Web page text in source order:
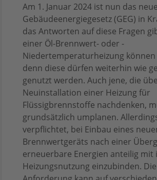
Am 1. Januar 2024 ist nun das neue
Gebäudeenergiegesetz (GEG) in
das Antworten auf diese Fragen
einer Öl-Brennwert- oder -
Niedertemperaturheizung
denn diese dürfen weiterhin wie
genutzt werden. Auch jene, die
Neuinstallation einer Heizung für
Flüssigbrennstoffe nachdenken,
grundsätzlich umplanen.
verpflichtet, bei Einbau eines
Brennwertgeräts nach einer
erneuerbare Energien anteilig mit
Heizungsnutzung einzubinden. Die